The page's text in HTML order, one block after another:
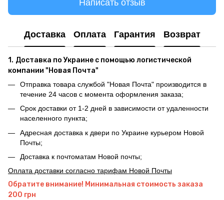
Написать отзыв
Доставка Оплата Гарантия Возврат
1. Доставка по Украине с помощью логистической
компании "Новая Почта"
Отправка товара службой "Новая Почта" производится в
течение 24 часов с момента оформления заказа;
Срок доставки от 1-2 дней в зависимости от удаленности
населенного пункта;
Адресная доставка к двери по Украине курьером Новой
Почты;
Доставка к почтоматам Новой почты;
Оплата доставки согласно тарифам Новой Почты
Обратите внимание! Минимальная стоимость заказа
200 грн